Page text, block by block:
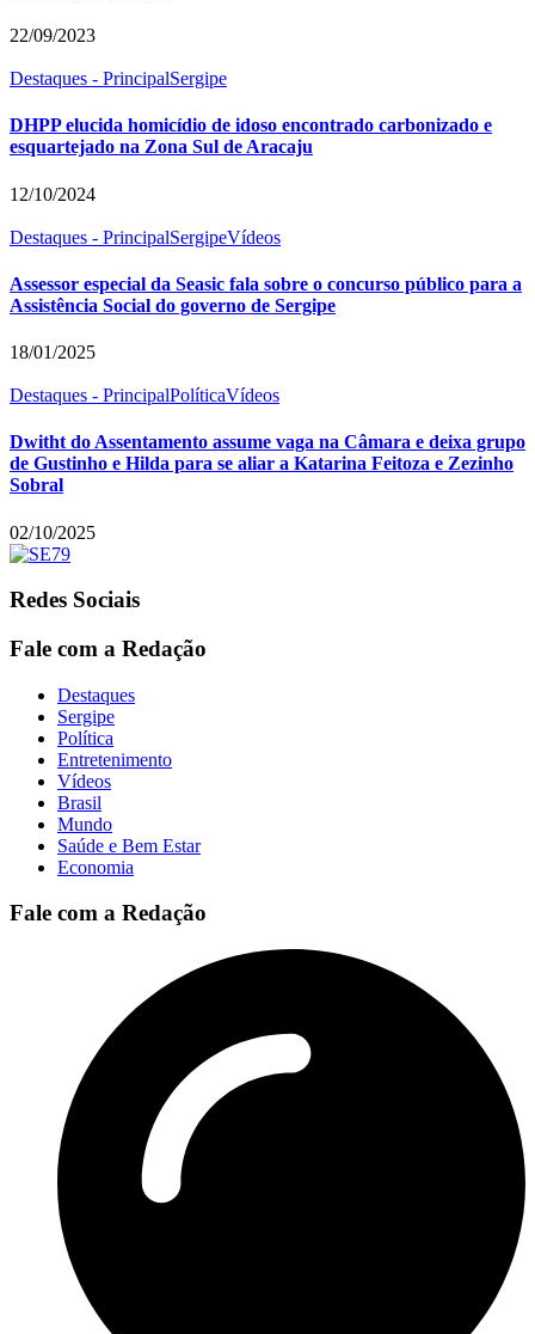
22/09/2023
Destaques - PrincipalSergipe
DHPP elucida homicídio de idoso encontrado carbonizado e
esquartejado na Zona Sul de Aracaju
12/10/2024
Destaques - PrincipalSergipeVídeos
Assessor especial da Seasic fala sobre o concurso público para a
Assistência Social do governo de Sergipe
18/01/2025
Destaques - PrincipalPolíticaVídeos
Dwitht do Assentamento assume vaga na Câmara e deixa grupo
de Gustinho e Hilda para se aliar a Katarina Feitoza e Zezinho
Sobral
02/10/2025
Redes Sociais
Fale com a Redação
Destaques
Sergipe
Política
Entretenimento
Vídeos
Brasil
Mundo
Saúde e Bem Estar
Economia
Fale com a Redação